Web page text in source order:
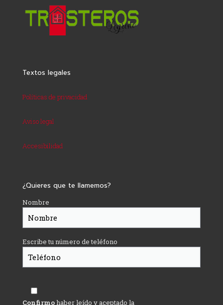
Textos legales
Políticas de privacidad
Aviso legal
Accesibilidad
¿Quieres que te llamemos?
Nombre
Escribe tu número de teléfono
Confirmohaber leído y aceptado la